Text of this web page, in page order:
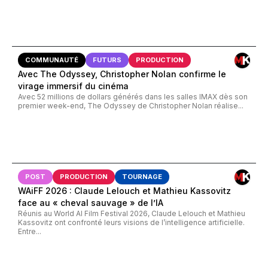
COMMUNAUTÉ FUTURS PRODUCTION
Avec The Odyssey, Christopher Nolan confirme le
virage immersif du cinéma
Avec 52 millions de dollars générés dans les salles IMAX dès son
premier week-end, The Odyssey de Christopher Nolan réalise...
POST PRODUCTION TOURNAGE
WAiFF 2026 : Claude Lelouch et Mathieu Kassovitz
face au « cheval sauvage » de l’IA
Réunis au World AI Film Festival 2026, Claude Lelouch et Mathieu
Kassovitz ont confronté leurs visions de l’intelligence artificielle.
Entre...